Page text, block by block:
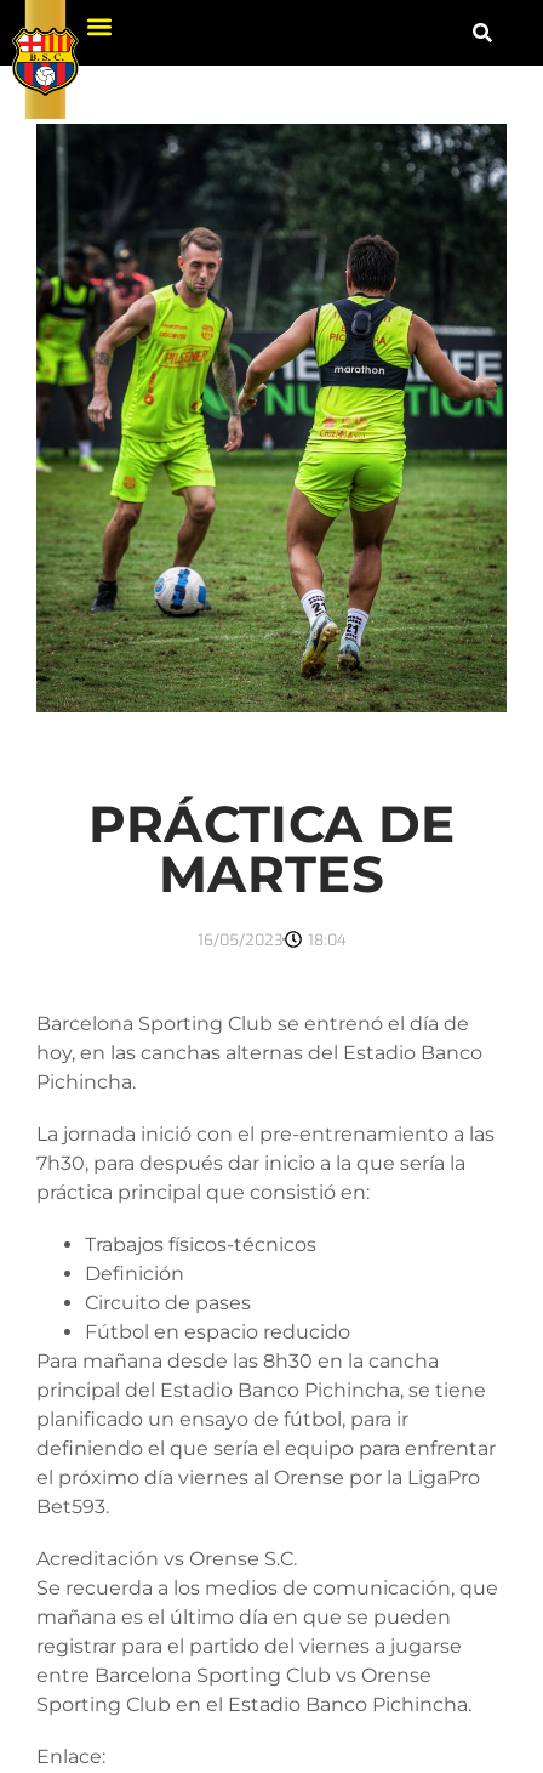
PRÁCTICA DE
MARTES
16/05/2023 18:04
Barcelona Sporting Club se entrenó el día de
hoy, en las canchas alternas del Estadio Banco
Pichincha.
La jornada inició con el pre-entrenamiento a las
7h30, para después dar inicio a la que sería la
práctica principal que consistió en:
Trabajos físicos-técnicos
Definición
Circuito de pases
Fútbol en espacio reducido
Para mañana desde las 8h30 en la cancha
principal del Estadio Banco Pichincha, se tiene
planificado un ensayo de fútbol, para ir
definiendo el que sería el equipo para enfrentar
el próximo día viernes al Orense por la LigaPro
Bet593.
Acreditación vs Orense S.C.
Se recuerda a los medios de comunicación, que
mañana es el último día en que se pueden
registrar para el partido del viernes a jugarse
entre Barcelona Sporting Club vs Orense
Sporting Club en el Estadio Banco Pichincha.
Enlace: